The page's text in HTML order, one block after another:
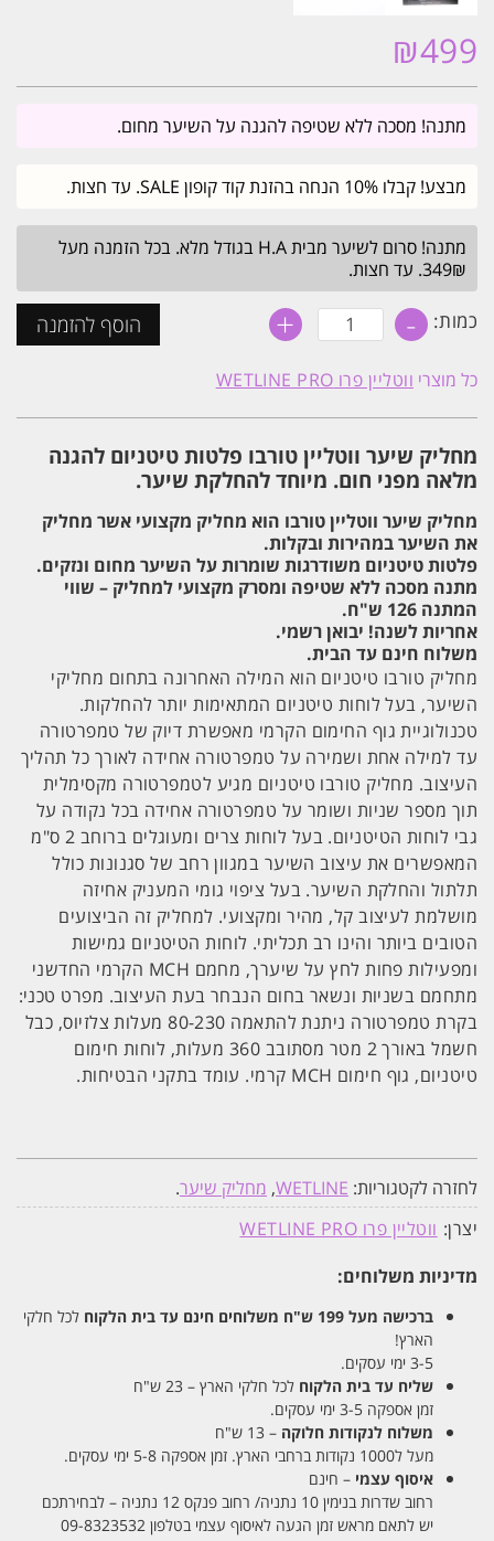
₪499
מתנה! מסכה ללא שטיפה להגנה על השיער מחום.
מבצע! קבלו 10% הנחה בהזנת קוד קופון SALE. עד חצות.
מתנה! סרום לשיער מבית H.A בגודל מלא. בכל הזמנה מעל
349₪. עד חצות.
כמות: - כמות
של
שיער
ווטליין
טיטניום
Pro
Turbo
+ הוסף להזמנה
כל מוצרי ווטליין פרו WETLINE PRO
מחליק שיער ווטליין טורבו פלטות טיטניום להגנה
מלאה מפני חום. מיוחד להחלקת שיער.
מחליק שיער ווטליין טורבו הוא מחליק מקצועי אשר מחליק
את השיער במהירות ובקלות.
פלטות טיטניום משודרגות שומרות על השיער מחום ונזקים.
מתנה מסכה ללא שטיפה ומסרק מקצועי למחליק – שווי
המתנה 126 ש"ח.
אחריות לשנה! יבואן רשמי.
משלוח חינם עד הבית.
מחליק טורבו טיטניום הוא המילה האחרונה בתחום מחליקי
השיער, בעל לוחות טיטניום המתאימות יותר להחלקות.
טכנולוגיית גוף החימום הקרמי מאפשרת דיוק של טמפרטורה
עד למילה אחת ושמירה על טמפרטורה אחידה לאורך כל תהליך
העיצוב. מחליק טורבו טיטניום מגיע לטמפרטורה מקסימלית
תוך מספר שניות ושומר על טמפרטורה אחידה בכל נקודה על
גבי לוחות הטיטניום. בעל לוחות צרים ומעוגלים ברוחב 2 ס"מ
המאפשרים את עיצוב השיער במגוון רחב של סגנונות כולל
תלתול והחלקת השיער. בעל ציפוי גומי המעניק אחיזה
מושלמת לעיצוב קל, מהיר ומקצועי. למחליק זה הביצועים
הטובים ביותר והינו רב תכליתי. לוחות הטיטניום גמישות
ומפעילות פחות לחץ על שיערך, מחמם MCH הקרמי החדשני
מתחמם בשניות ונשאר בחום הנבחר בעת העיצוב. מפרט טכני:
בקרת טמפרטורה ניתנת להתאמה 80-230 מעלות צלזיוס, כבל
חשמל באורך 2 מטר מסתובב 360 מעלות, לוחות חימום
טיטניום, גוף חימום MCH קרמי. עומד בתקני הבטיחות.
לחזרה לקטגוריות: WETLINE
, מחליק שיער.
יצרן: ווטליין פרו WETLINE PRO
מדיניות משלוחים:
ברכישה מעל 199 ש"ח משלוחים חינם עד בית הלקוח לכל חלקי
הארץ!
3-5 ימי עסקים.
שליח עד בית הלקוח לכל חלקי הארץ – 23 ש"ח
זמן אספקה 3-5 ימי עסקים.
משלוח לנקודות חלוקה – 13 ש"ח
מעל ל1000 נקודות ברחבי הארץ. זמן אספקה 5-8 ימי עסקים.
איסוף עצמי – חינם
רחוב שדרות בנימין 10 נתניה/ רחוב פנקס 12 נתניה – לבחירתכם
יש לתאם מראש זמן הגעה לאיסוף עצמי בטלפון 09-8323532